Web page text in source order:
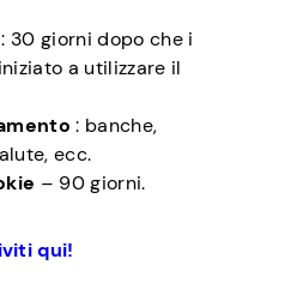
: 30 giorni dopo che i
a utilizzare il
: banche,
ecc.
– 90 giorni.
qui!